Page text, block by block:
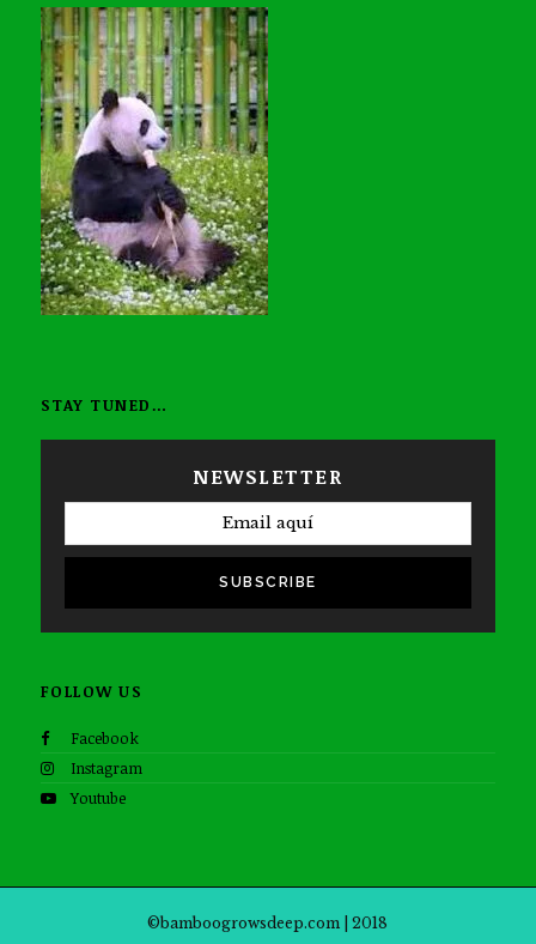
STAY TUNED…
NEWSLETTER
SUBSCRIBE
FOLLOW US
Facebook
Instagram
Youtube
©bamboogrowsdeep.com | 2018